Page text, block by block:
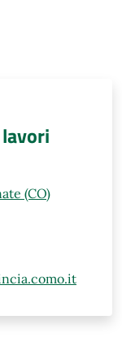
(CO)